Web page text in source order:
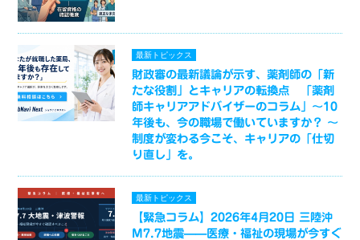
最新トピックス
財政審の最新議論が示す、薬剤師の「新
たな役割」とキャリアの転換点 「薬剤
師キャリアアドバイザーのコラム」～10
年後も、今の職場で働いていますか？ ～
制度が変わる今こそ、キャリアの「仕切
り直し」を。
最新トピックス
【緊急コラム】2026年4月20日 三陸沖
M7.7地震——医療・福祉の現場が今すぐ